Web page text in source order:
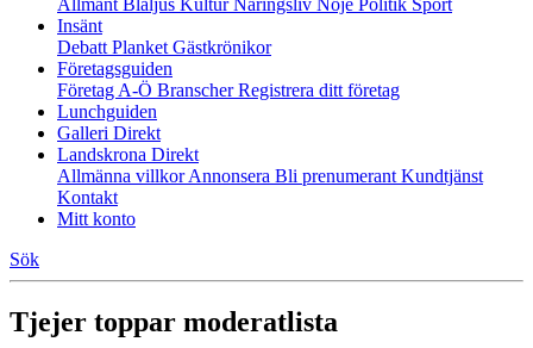
Allmänt Blåljus KulturNäringsliv Nöje Politik Sport
Insänt
Debatt Planket Gästkrönikor
Företagsguiden
Företag A-Ö BranscherRegistrera ditt företag
Lunchguiden
Galleri Direkt
Landskrona Direkt
Allmänna villkorAnnonsera Bli prenumerant Kundtjänst
Kontakt
Mitt konto
Sök
Tjejer toppar moderatlista